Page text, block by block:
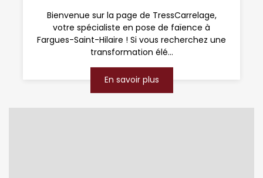
Bienvenue sur la page de TressCarrelage,
votre spécialiste en pose de faïence à
Fargues-Saint-Hilaire ! Si vous recherchez une
transformation élé...
En savoir plus